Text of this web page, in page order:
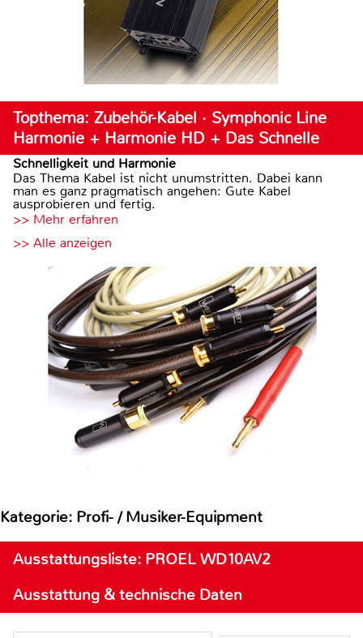
Topthema: Zubehör-Kabel · Symphonic Line
Harmonie + Harmonie HD + Das Schnelle
Schnelligkeit und Harmonie
Das Thema Kabel ist nicht unumstritten. Dabei kann
man es ganz pragmatisch angehen: Gute Kabel
ausprobieren und fertig.
>> Mehr erfahren
>> Alle anzeigen
Kategorie: Profi- / Musiker-Equipment
Ausstattungsliste: PROEL WD10AV2
Ausstattung & technische Daten